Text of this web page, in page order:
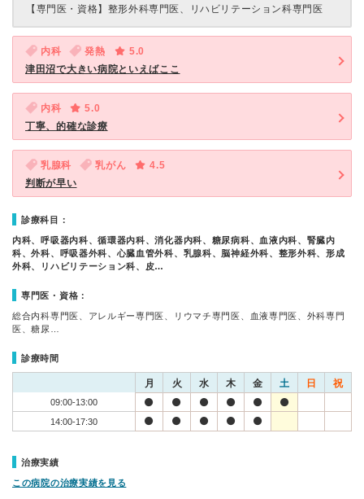
【専門医・資格】 整形外科専門医、リハビリテーション科専門医
内科 発熱
5.0
津田沼で大きい病院といえばここ
内科
5.0
丁寧、的確な診療
乳腺科 乳がん
4.5
判断が早い
診療科目：
内科、呼吸器内科、循環器内科、消化器内科、糖尿病科、血液内科、腎臓内
科、外科、呼吸器外科、心臓血管外科、乳腺科、脳神経外科、整形外科、形成
外科、リハビリテーション科、皮…
専門医・資格：
総合内科専門医、アレルギー専門医、リウマチ専門医、血液専門医、外科専門
医、糖尿…
診療時間
月 火 水 木 金 土 日 祝
09:00-13:00
14:00-17:30
治療実績
この病院の治療実績を見る